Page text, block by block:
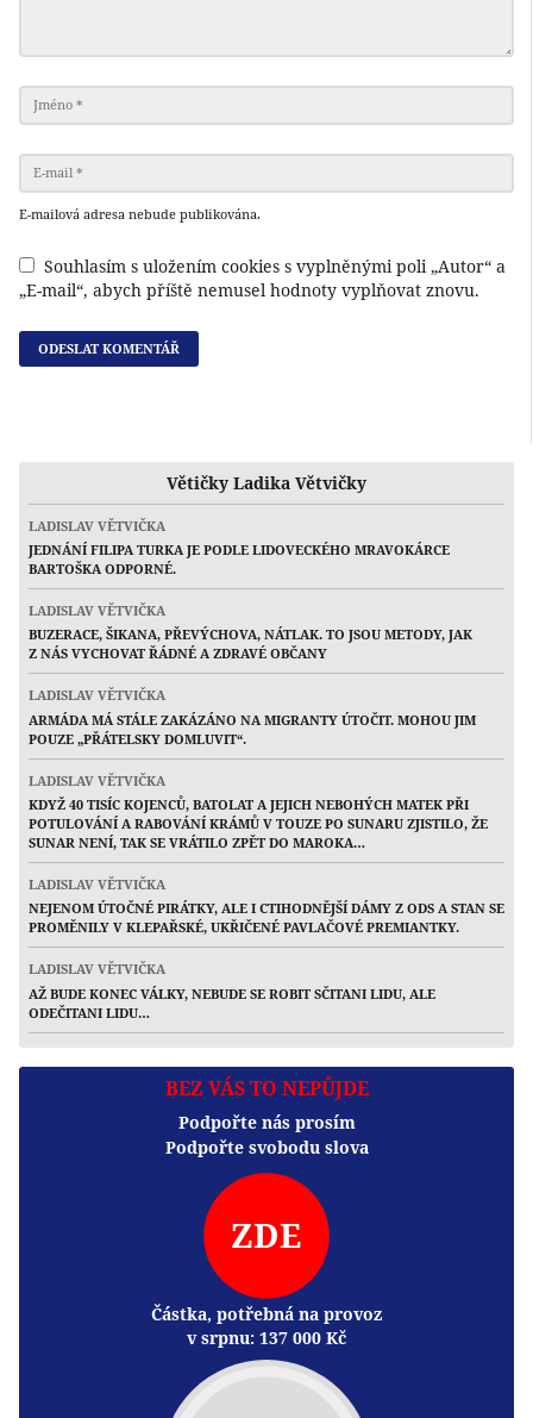
E-mailová adresa nebude publikována.
Souhlasím s uložením cookies s vyplněnými poli „Autor“ a
„E-mail“, abych příště nemusel hodnoty vyplňovat znovu.
Větičky Ladika Větvičky
LADISLAV VĚTVIČKA
JEDNÁNÍ FILIPA TURKA JE PODLE LIDOVECKÉHO MRAVOKÁRCE
BARTOŠKA ODPORNÉ.
LADISLAV VĚTVIČKA
BUZERACE, ŠIKANA, PŘEVÝCHOVA, NÁTLAK. TO JSOU METODY, JAK
Z NÁS VYCHOVAT ŘÁDNÉ A ZDRAVÉ OBČANY
LADISLAV VĚTVIČKA
ARMÁDA MÁ STÁLE ZAKÁZÁNO NA MIGRANTY ÚTOČIT. MOHOU JIM
POUZE „PŘÁTELSKY DOMLUVIT“.
LADISLAV VĚTVIČKA
KDYŽ 40 TISÍC KOJENCŮ, BATOLAT A JEJICH NEBOHÝCH MATEK PŘI
POTULOVÁNÍ A RABOVÁNÍ KRÁMŮ V TOUZE PO SUNARU ZJISTILO, ŽE
SUNAR NENÍ, TAK SE VRÁTILO ZPĚT DO MAROKA…
LADISLAV VĚTVIČKA
NEJENOM ÚTOČNÉ PIRÁTKY, ALE I CTIHODNĚJŠÍ DÁMY Z ODS A STAN SE
PROMĚNILY V KLEPAŘSKÉ, UKŘIČENÉ PAVLAČOVÉ PREMIANTKY.
LADISLAV VĚTVIČKA
AŽ BUDE KONEC VÁLKY, NEBUDE SE ROBIT SČITANI LIDU, ALE
ODEČITANI LIDU…
BEZ VÁS TO NEPŮJDE
Podpořte nás prosím
Podpořte svobodu slova
ZDE
Částka, potřebná na provoz
v srpnu: 137 000 Kč